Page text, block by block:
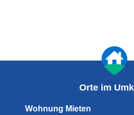
Orte im
Wohnung Mieten